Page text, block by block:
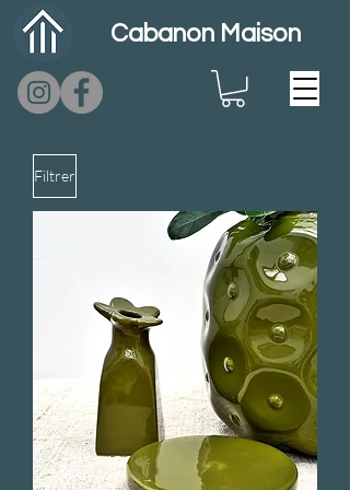
Cabanon Maison
Filtrer